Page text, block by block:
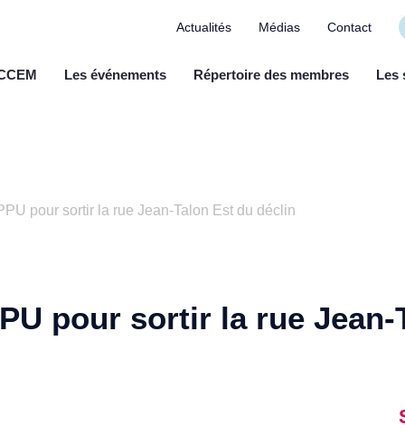
Actualités Médias Contact
Les événements Répertoire des membres Les
pour sortir la rue Jean-Talon Est du déclin
pour sortir la rue